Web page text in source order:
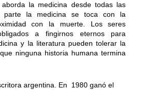
la medicina desde todas las
parte la medicina se toca con la
con la muerte. Los seres
a fingirnos eternos para
y la literatura pueden tolerar la
ninguna historia humana termina
argentina. En 1980 ganó el